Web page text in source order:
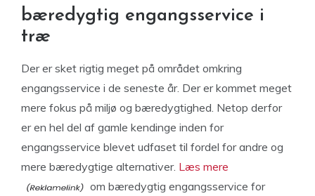
bæredygtig engangsservice i
træ
Der er sket rigtig meget på området omkring
engangsservice i de seneste år. Der er kommet meget
mere fokus på miljø og bæredygtighed. Netop derfor
er en hel del af gamle kendinge inden for
engangsservice blevet udfaset til fordel for andre og
mere bæredygtige alternativer. Læs mere
om bæredygtig engangsservice for